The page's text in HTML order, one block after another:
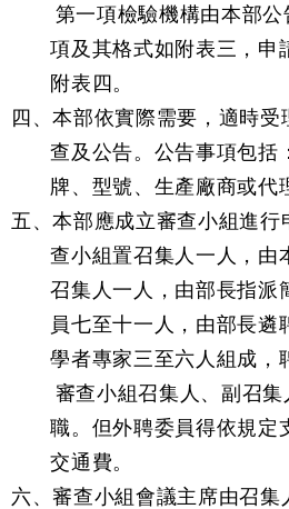
第一項檢驗機構由本部公
項及其格式如附表三，申
附表四。
四、本部依實際需要，適時
查及公告。公告事項包括
牌、型號、生產廠商或代
五、本部應成立審查小組進行
查小組置召集人一人，由
召集人一人，由部長指派
員七至十一人，由部長遴
學者專家三至六人組成，
審查小組召集人、副召集
職。但外聘委員得依規定
交通費。
六、審查小組會議主席由召集